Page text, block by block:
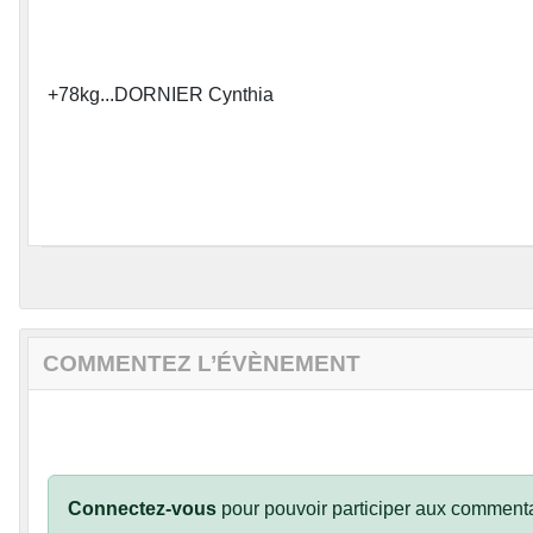
+78kg...DORNIER Cynthia
COMMENTEZ L’ÉVÈNEMENT
Connectez-vous pour pouvoir participer aux